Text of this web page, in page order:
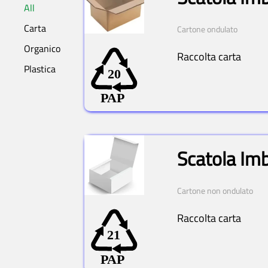
All
Carta
Organico
Plastica
Cartone ondulato
Raccolta carta
Scatola
Cartone non ondulato
Raccolta carta